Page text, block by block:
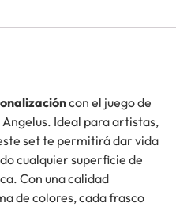
con el juego de
Ideal para artistas,
set te permitirá dar vida
cualquier superficie de
Con una calidad
de colores, cada frasco